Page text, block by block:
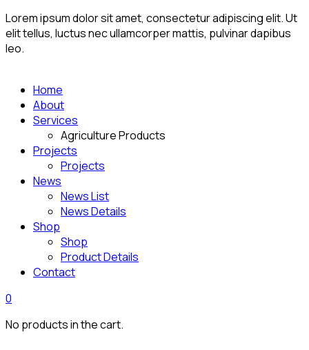
Lorem ipsum dolor sit amet, consectetur adipiscing elit. Ut
elit tellus, luctus nec ullamcorper mattis, pulvinar dapibus
leo.
Home
About
Services
Agriculture Products
Projects
Projects
News
News List
News Details
Shop
Shop
Product Details
Contact
0
No products in the cart.